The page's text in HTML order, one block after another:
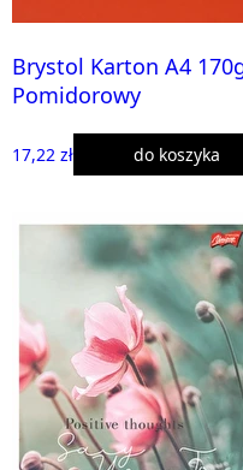
Brystol Karton A4
Pomidorowy
17,22 zł do koszyka